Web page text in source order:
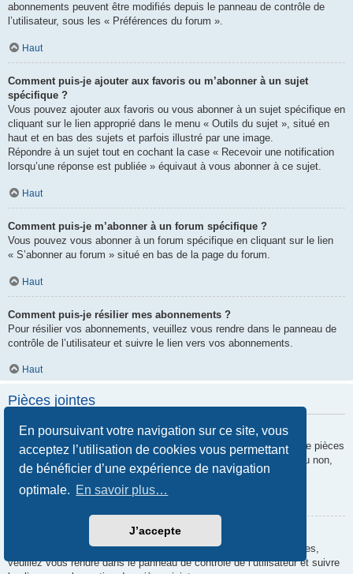
En poursuivant votre navigation sur ce site, vous
acceptez l’utilisation de cookies vous permettant
de bénéficier d’une expérience de navigation
optimale. En savoir plus…
J’accepte
abonnements peuvent être modifiés depuis le panneau de contrôle de
l’utilisateur, sous les « Préférences du forum ».
Haut
Comment puis-je ajouter aux favoris ou m’abonner à un sujet
spécifique ?
Vous pouvez ajouter aux favoris ou vous abonner à un sujet spécifique en
cliquant sur le lien approprié dans le menu « Outils du sujet », situé en
haut et en bas des sujets et parfois illustré par une image.
Répondre à un sujet tout en cochant la case « Recevoir une notification
lorsqu’une réponse est publiée » équivaut à vous abonner à ce sujet.
Haut
Comment puis-je m’abonner à un forum spécifique ?
Vous pouvez vous abonner à un forum spécifique en cliquant sur le lien
« S’abonner au forum » situé en bas de la page du forum.
Haut
Comment puis-je résilier mes abonnements ?
Pour résilier vos abonnements, veuillez vous rendre dans le panneau de
contrôle de l’utilisateur et suivre le lien vers vos abonnements.
Haut
Pièces jointes
Quelles pièces jointes sont autorisées sur ce forum ?
Chaque administrateur peut autoriser ou interdire certains types de pièces
jointes. Si vous n’êtes pas certain de savoir ce qui est autorisé ou non,
nous vous invitons à contacter un administrateur du forum.
Comment puis-je retrouver toutes mes pièces jointes ?
Pour retrouver la liste des pièces jointes que vous avez transférées,
veuillez vous rendre dans le panneau de contrôle de l’utilisateur et suivre